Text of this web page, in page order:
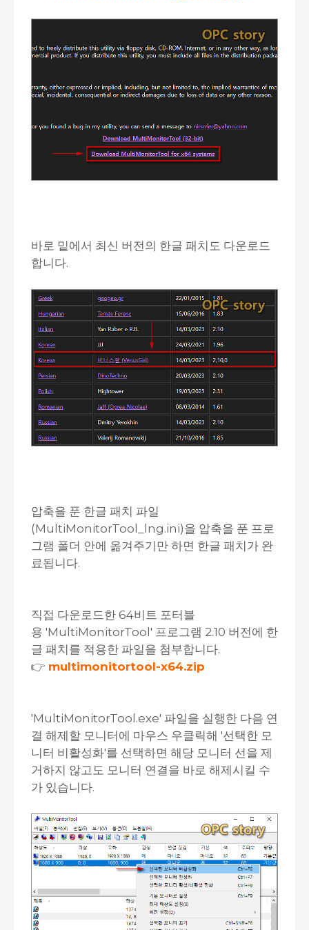
바로 밑에서 최신 버전의 한글 패치도 다운로드
합니다.
압축을 푼 한글 패치 파일
(MultiMonitorTool_lng.ini)을 압축을 푼 프로
그램 폴더 안에 옮겨주기만 하면 한글 패치가 완
료됩니다.
직접 다운로드한 64비트 포터블
용 'MultiMonitorTool' 프로그램 2.10 버전에 한
글 패치를 적용한 파일을 첨부합니다.
👉 multimonitortool-x64.zip
'MultiMonitorTool.exe' 파일을 실행한 다음 연
결 해제할 모니터에 마우스 우클릭해 '선택한 모
니터 비활성화'를 선택하면 해당 모니터 선을 제
거하지 않고도 모니터 연결을 바로 해제시킬 수
가 있습니다.